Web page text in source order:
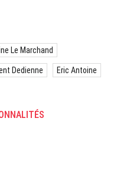
Le Marchand
Dedienne Eric Antoine